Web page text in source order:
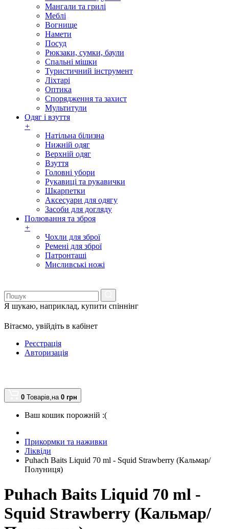
Мангали та грилі
Меблі
Вогнище
Намети
Посуд
Рюкзаки, сумки, баули
Спальні мішки
Туристичний інструмент
Ліхтарі
Оптика
Спорядження та захист
Мультитули
Одяг і взуття
+
Натільна білизна
Нижній одяг
Верхній одяг
Взуття
Головні убори
Рукавиці та рукавички
Шкарпетки
Аксесуари для одягу
Засоби для догляду
Полювання та зброя
+
Чохли для зброї
Ремені для зброї
Патронташі
Мисливські ножі
Я шукаю, наприклад, купити спіннінг
Вітаємо, увійдіть в кабінет
Реєстрація
Авторизація
0 Товарів,на 0 грн
Ваш кошик порожній :(
Прикормки та наживки
Ліквіди
Puhach Baits Liquid 70 ml - Squid Strawberry (Кальмар/
Полуниця)
Puhach Baits Liquid 70 ml -
Squid Strawberry (Кальмар/